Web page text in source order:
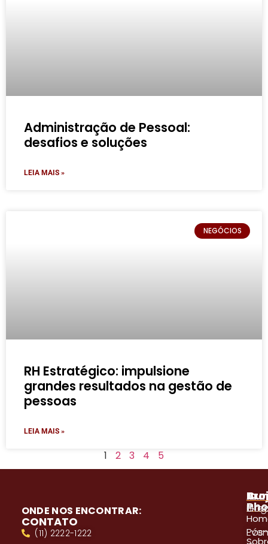
Administração de Pessoal:
desafios e soluções
LEIA MAIS »
NEGÓCIOS
RH Estratégico: impulsione
grandes resultados na gestão de
pessoas
LEIA MAIS »
1 2 3 4 5
ONDE NOS ENCONTRAR:
CONTATO
(11) 2222-1222
A
Pós-